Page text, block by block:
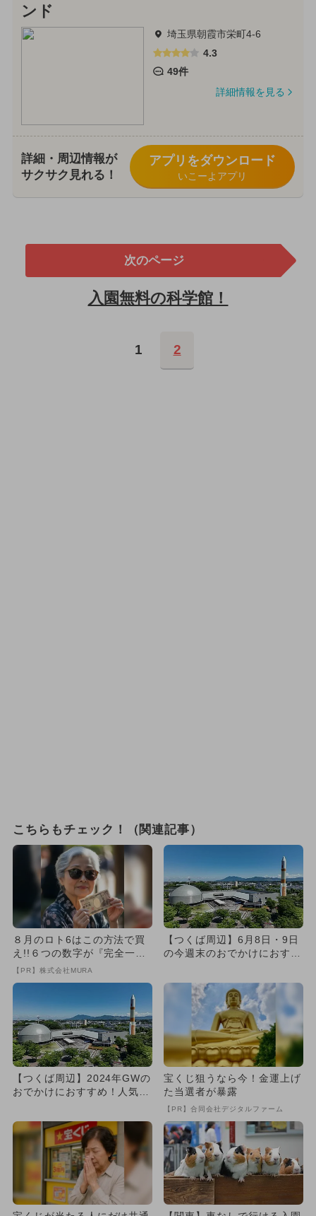
ンド
埼玉県朝霞市栄町4-6
4.3
49件
詳細情報を見る
詳細・周辺情報が
サクサク見れる！
アプリをダウンロード
いこーよアプリ
次のページ
入園無料の科学館！
1 2
こちらもチェック！（関連記事）
８月のロト6はこの方法で買
え!!６つの数字が『完全一
致』する方法
【PR】株式会社MURA
【つくば周辺】6月8日・9日
の今週末のおでかけにおすす
【つくば周辺】2024年GWの
おでかけにおすすめ！人気の
宝くじ狙うなら今！金運上げ
た当選者が暴露
【PR】合同会社デジタルファーム